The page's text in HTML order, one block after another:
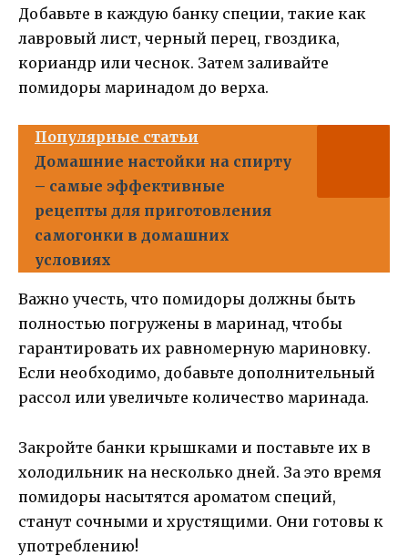
Добавьте в каждую банку специи, такие как
лавровый лист, черный перец, гвоздика,
кориандр или чеснок. Затем заливайте
помидоры маринадом до верха.
Популярные статьи
Домашние настойки на спирту
– самые эффективные
рецепты для приготовления
самогонки в домашних
условиях
Важно учесть, что помидоры должны быть
полностью погружены в маринад, чтобы
гарантировать их равномерную мариновку.
Если необходимо, добавьте дополнительный
рассол или увеличьте количество маринада.
Закройте банки крышками и поставьте их в
холодильник на несколько дней. За это время
помидоры насытятся ароматом специй,
станут сочными и хрустящими. Они готовы к
употреблению!